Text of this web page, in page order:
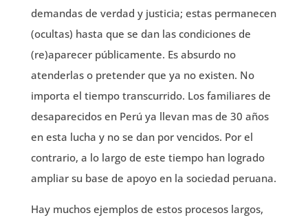
demandas de verdad y justicia; estas permanecen
(ocultas) hasta que se dan las condiciones de
(re)aparecer públicamente. Es absurdo no
atenderlas o pretender que ya no existen. No
importa el tiempo transcurrido. Los familiares de
desaparecidos en Perú ya llevan mas de 30 años
en esta lucha y no se dan por vencidos. Por el
contrario, a lo largo de este tiempo han logrado
ampliar su base de apoyo en la sociedad peruana.
Hay muchos ejemplos de estos procesos largos,